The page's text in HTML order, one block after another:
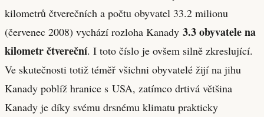
kilometrů čtverečních a počtu obyvatel 33.2 milionu
(červenec 2008) vychází rozloha Kanady 3.3 obyvatele na
kilometr čtvereční. I toto číslo je ovšem silně zkreslující.
Ve skutečnosti totiž téměř všichni obyvatelé žijí na jihu
Kanady poblíž hranice s USA, zatímco drtivá většina
Kanady je díky svému drsnému klimatu prakticky